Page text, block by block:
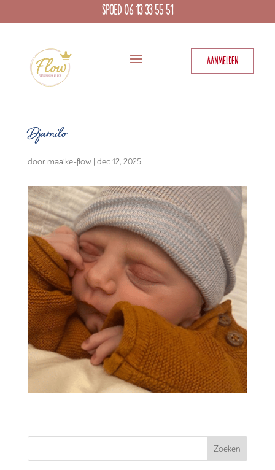
SPOED 06 13 33 55 51
AANMELDEN
Djamilo
door maaike-flow | dec 12, 2025